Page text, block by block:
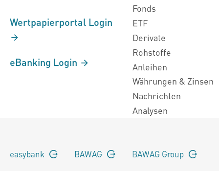
Wertpapierportal Login
eBanking Login
Fonds
ETF
Derivate
Rohstoffe
Anleihen
Währungen & Zinsen
Nachrichten
Analysen
easybank BAWAG BAWAG Group